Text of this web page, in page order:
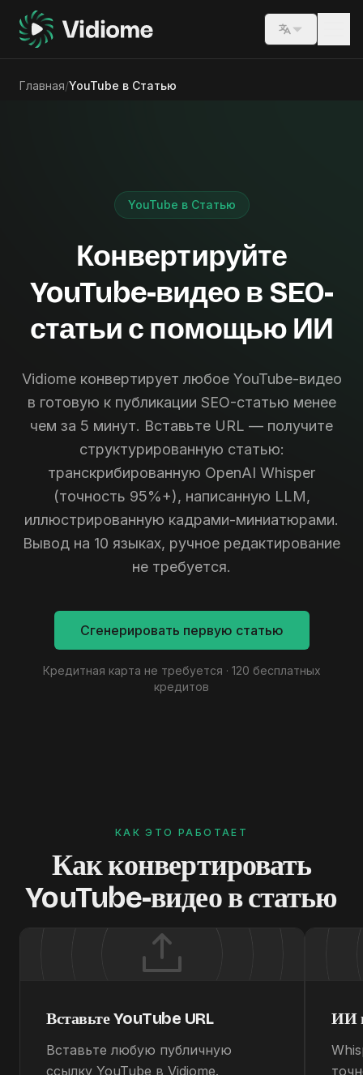
Switch
Главная/YouTube в Статью
YouTube в Статью
Конвертируйте
YouTube-видео в SEO-
статьи с помощью ИИ
Vidiome конвертирует любое YouTube-видео
в готовую к публикации SEO-статью менее
чем за 5 минут. Вставьте URL — получите
структурированную статью:
транскрибированную OpenAI Whisper
(точность 95%+), написанную LLM,
иллюстрированную кадрами-миниатюрами.
Вывод на 10 языках, ручное редактирование
не требуется.
Сгенерировать первую статью
Кредитная карта не требуется · 120 бесплатных
кредитов
КАК ЭТО РАБОТАЕТ
Как конвертировать
YouTube-видео в статью
Вставьте YouTube URL
Вставьте любую публичную
ссылку YouTube в Vidiome.
ИИ